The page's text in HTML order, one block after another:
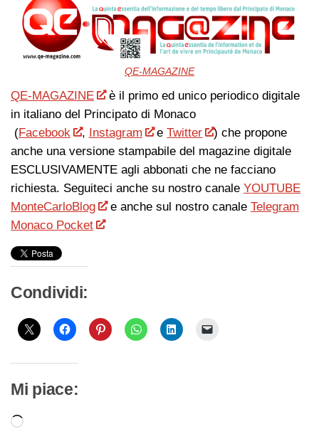
QE-MAGAZINE
QE-MAGAZINE
è il primo ed unico periodico digitale
in italiano del Principato di Monaco
(Facebook , Instagram eTwitter
) che propone
anche una versione stampabile del magazine digitale
ESCLUSIVAMENTE agli abbonati che ne facciano
richiesta. Seguiteci anche su nostro canale YOUTUBE
MonteCarloBlog
e anche sul nostro canale Telegram
Monaco Pocket
Condividi:
Mi piace:
Caricamento